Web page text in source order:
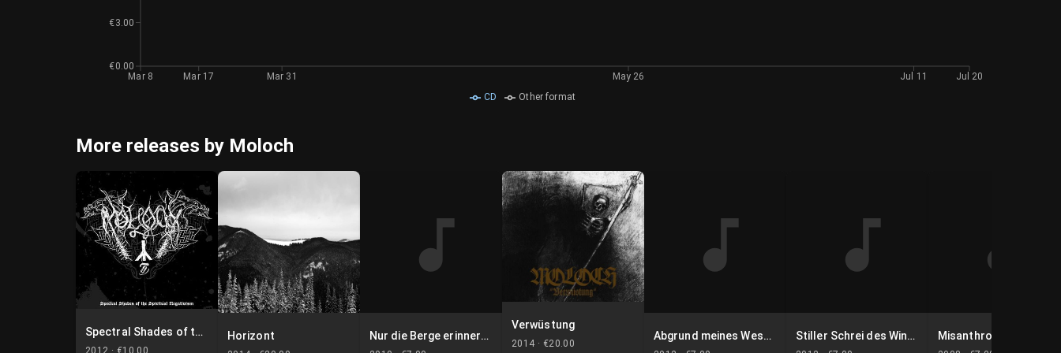
CD Other format
Mar 8 Mar 17 Mar 31 May 26 Jul 11 Jul 20
€0.00
€3.00
More releases by Moloch
Spectral Shades of the Spiritual Negativism
2012 · €10.00
Horizont Nur die Berge erinnern sich der Winde die hier ihren Anfang fanden vor so langer Zeit
Verwüstung
2014 · €20.00
Abgrund meines Wesens Stiller Schrei des Winters (2002-2012)